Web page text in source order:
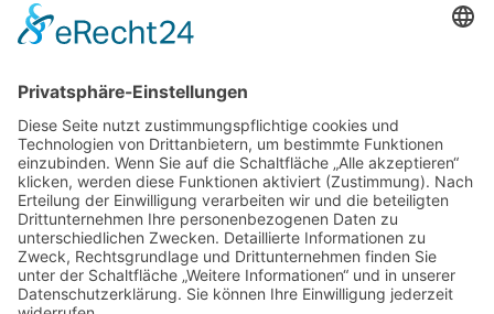
Datenschutzinformation:
Der Anbieter verwendet die im Rahmen der Bestellung und
rechtlichen Grenzen zum Zweck der Durchführung unserer
Leistungen und um dem Vertragspartner bzw. teilnehmenden
Personen postalisch und per Telefax Informationen über weitere
Angebote von uns zukommen zu lassen. Wenn der Vertragspartner
gleichzeitig unser Kunde ist, informieren wir außerdem in den
geltenden rechtlichen Grenzen per E-Mail über unsere Angebote,
die den vorher vom Vertragspartner genutzten Leistungen ähnlich
sind. Außerdem verwenden wir die Daten des Vertragspartners,
soweit uns hierfür eine Einwilligung erteilt wurde. Der
Vertragspartner kann der Nutzung der Daten für Zwecke der
Werbung oder der Ansprache per E-Mail oder Telefax jederzeit
gegenüber dem Anbieter, Auf der Loge 14, 27259 Varrel